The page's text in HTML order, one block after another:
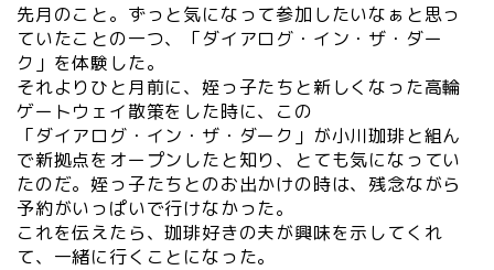
先月のこと。ずっと気になって参加したいなぁと思っ
ていたことの一つ、「ダイアログ・イン・ザ・ダー
ク」を体験した。
それよりひと月前に、姪っ子たちと新しくなった高輪
ゲートウェイ散策をした時に、この
「ダイアログ・イン・ザ・ダーク」が小川珈琲と組ん
で新拠点をオープンしたと知り、とても気になってい
たのだ。姪っ子たちとのお出かけの時は、残念ながら
予約がいっぱいで行けなかった。
これを伝えたら、珈琲好きの夫が興味を示してくれ
て、一緒に行くことになった。